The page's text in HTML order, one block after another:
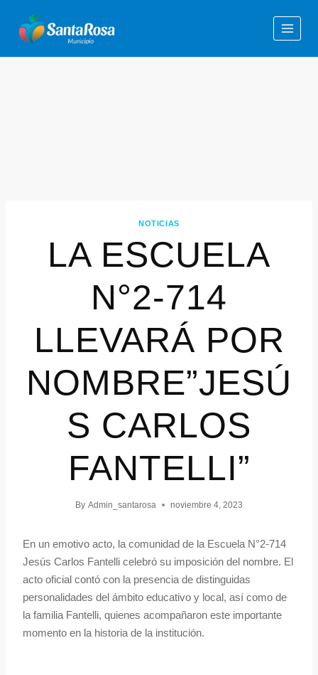
NOTICIAS
LA ESCUELA
N°2-714
LLEVARÁ POR
NOMBRE”JESÚ
S CARLOS
FANTELLI”
By Admin_santarosa noviembre 4, 2023
En un emotivo acto, la comunidad de la Escuela N°2-714
Jesús Carlos Fantelli celebró su imposición del nombre. El
acto oficial contó con la presencia de distinguidas
personalidades del ámbito educativo y local, así como de
la familia Fantelli, quienes acompañaron este importante
momento en la historia de la institución.